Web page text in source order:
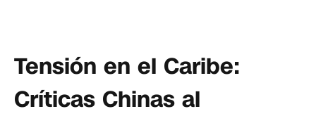
Tensión en el Caribe:
Críticas Chinas al